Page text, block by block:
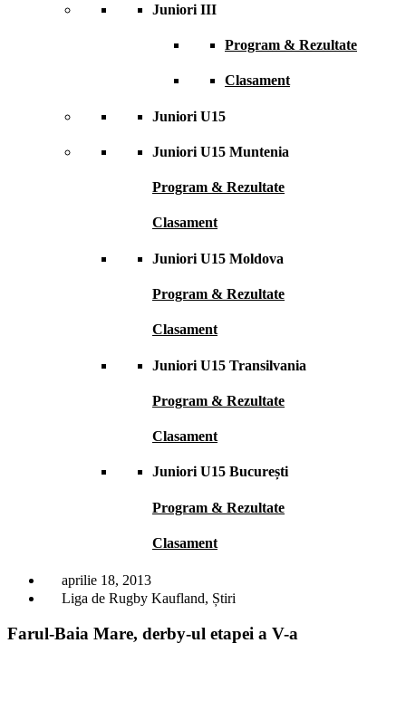
Juniori III
Program & Rezultate
Clasament
Juniori U15
Juniori U15 Muntenia
Program & Rezultate
Clasament
Juniori U15 Moldova
Program & Rezultate
Clasament
Juniori U15 Transilvania
Program & Rezultate
Clasament
Juniori U15 București
Program & Rezultate
Clasament
aprilie 18, 2013
Liga de Rugby Kaufland, Știri
Farul-Baia Mare, derby-ul etapei a V-a